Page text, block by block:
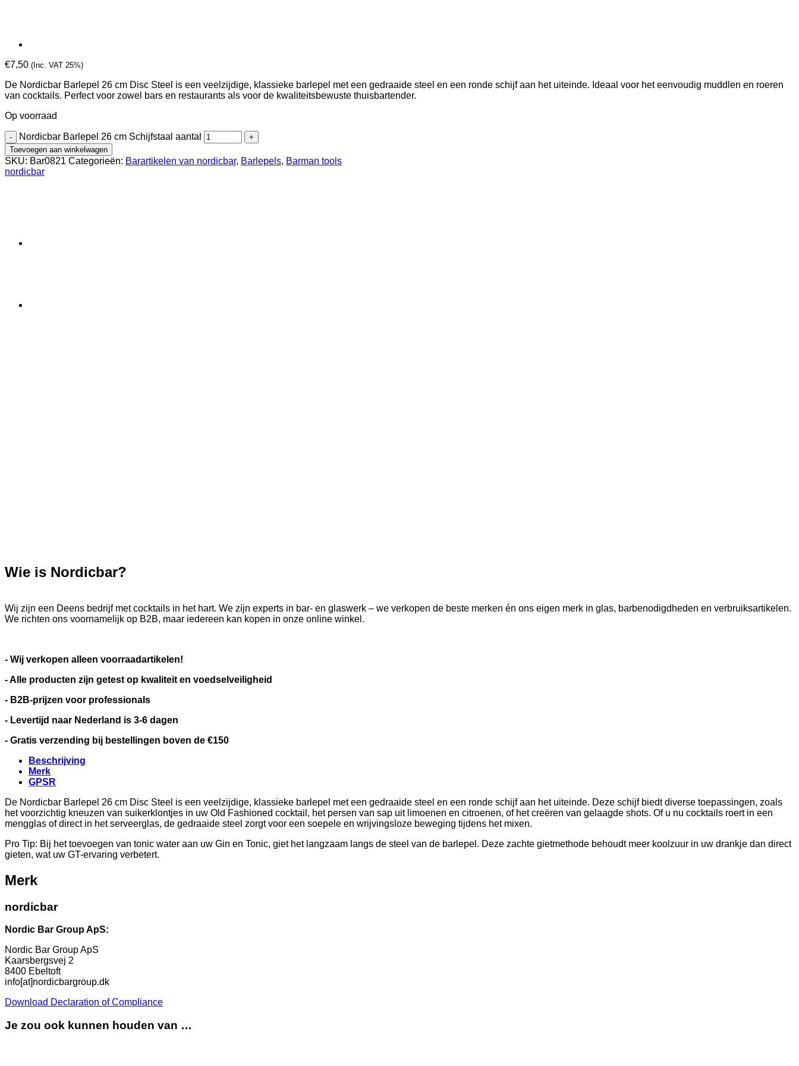
€7,50 (Inc. VAT 25%)
De Nordicbar Barlepel 26 cm Disc Steel is een veelzijdige, klassieke barlepel met een gedraaide steel en een ronde schijf aan het uiteinde. Ideaal voor het eenvoudig muddlen en roeren
van cocktails. Perfect voor zowel bars en restaurants als voor de kwaliteitsbewuste thuisbartender.
Op voorraad
Nordicbar Barlepel 26 cm Schijfstaal aantal
Toevoegen aan winkelwagen
SKU: Bar0821 Categorieën: Barartikelen van nordicbar, Barlepels, Barman tools
nordicbar
Wie is Nordicbar?
Wij zijn een Deens bedrijf met cocktails in het hart. We zijn experts in bar- en glaswerk – we verkopen de beste merken én ons eigen merk in glas, barbenodigdheden en verbruiksartikelen.
We richten ons voornamelijk op B2B, maar iedereen kan kopen in onze online winkel.
- Wij verkopen alleen voorraadartikelen!
- Alle producten zijn getest op kwaliteit en voedselveiligheid
- B2B-prijzen voor professionals
- Levertijd naar Nederland is 3-6 dagen
- Gratis verzending bij bestellingen boven de €150
Beschrijving
Merk
GPSR
De Nordicbar Barlepel 26 cm Disc Steel is een veelzijdige, klassieke barlepel met een gedraaide steel en een ronde schijf aan het uiteinde. Deze schijf biedt diverse toepassingen, zoals
het voorzichtig kneuzen van suikerklontjes in uw Old Fashioned cocktail, het persen van sap uit limoenen en citroenen, of het creëren van gelaagde shots. Of u nu cocktails roert in een
mengglas of direct in het serveerglas, de gedraaide steel zorgt voor een soepele en wrijvingsloze beweging tijdens het mixen.
Pro Tip: Bij het toevoegen van tonic water aan uw Gin en Tonic, giet het langzaam langs de steel van de barlepel. Deze zachte gietmethode behoudt meer koolzuur in uw drankje dan direct
gieten, wat uw GT-ervaring verbetert.
Merk
nordicbar
Nordic Bar Group ApS:
Nordic Bar Group ApS
Kaarsbergsvej 2
8400 Ebeltoft
info[at]nordicbargroup.dk
Download Declaration of Compliance
Je zou ook kunnen houden van …